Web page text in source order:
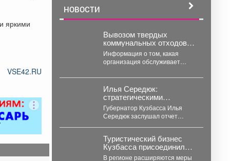
яркими
VSE42.RU
НОВОСТИ
Вывозом твердых
коммунальных отходов в
Кузбассе занимаются
два региональных
оператора: «Чистый
Город Кемерово» (зона
«Север») и «ЭкоТек»
(зона «Юг»).
Информация о том, какая
организация обслуживает
собрана в карточках.
Илья Середюк:
стратегическими
задачами развития
Новокузнецка должны
стать жилищное
строительство, комфорт
и безопасность горожан
Губернатор Кузбасса Илья
Середюк заслушал отчет
экономическом развитии
города в...
Туристический бизнес
Кузбасса присоединился
к программе поддержки
В регионе расширяются меры